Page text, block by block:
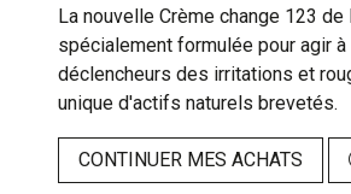
La nouvelle Crème change 123
spécialement formulée pour agir
déclencheurs des irritations et
unique d'actifs naturels brevetés.
CONTINUER MES ACHATS